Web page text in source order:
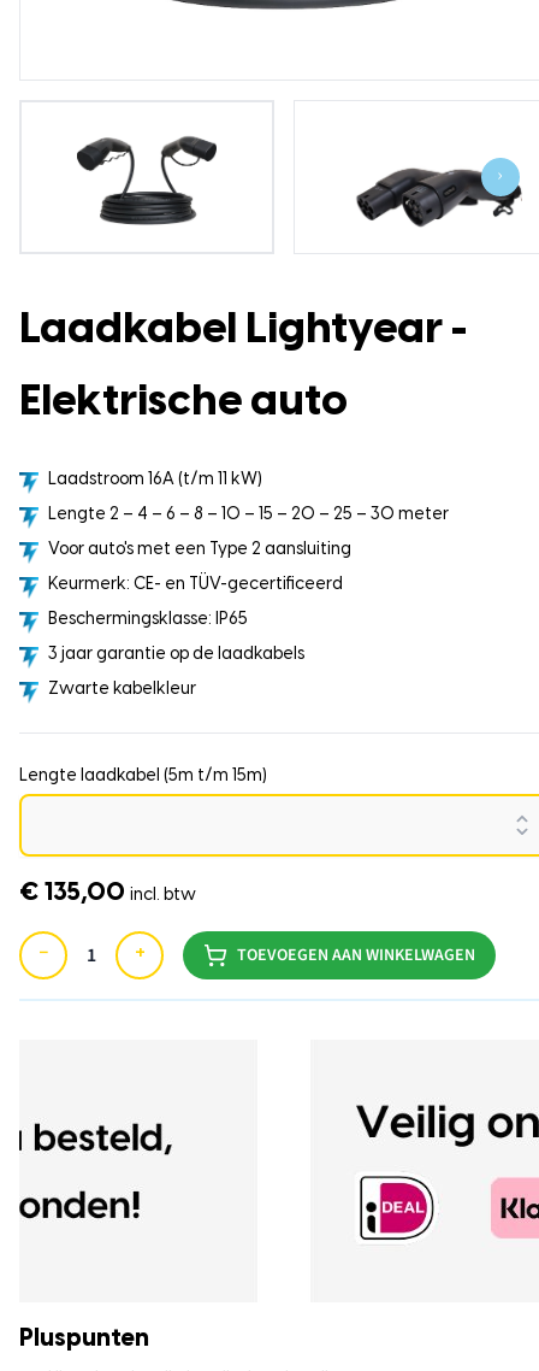
›
Laadkabel Lightyear -
Elektrische auto
Laadstroom 16A (t/m 11 kW)
Lengte 2 – 4 – 6 – 8 – 10 – 15 – 20 – 25 – 30 meter
Voor auto's met een Type 2 aansluiting
Keurmerk: CE- en TÜV-gecertificeerd
Beschermingsklasse: IP65
3 jaar garantie op de laadkabels
Zwarte kabelkleur
Lengte laadkabel (5m t/m 15m)
€ 135,00 incl. btw
− + TOEVOEGEN AAN WINKELWAGEN
Pluspunten